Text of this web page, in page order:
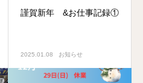
謹賀新年 &お仕事記録①
2025.01.08 お知らせ